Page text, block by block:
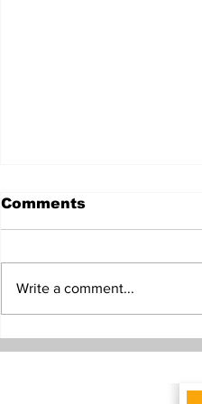
ယူကရိန်းတောင်ပိုင်းမှာ လ
ဘေးဈေးသည်ကို ဒရုန်းနဲ့
Comments
Write a comment...